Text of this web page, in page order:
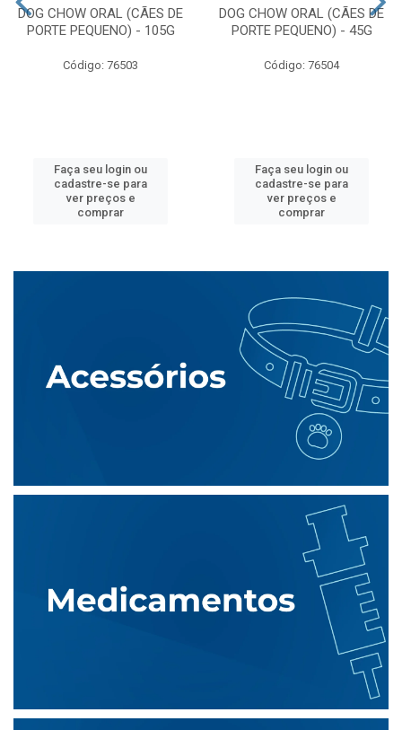
DOG CHOW ORAL (CÃES DE
PORTE PEQUENO) - 105G
Código: 76503
Faça seu login ou
cadastre-se para
ver preços e
comprar
DOG CHOW ORAL (CÃES DE
PORTE PEQUENO) - 45G
Código: 76504
Faça seu login ou
cadastre-se para
ver preços e
comprar